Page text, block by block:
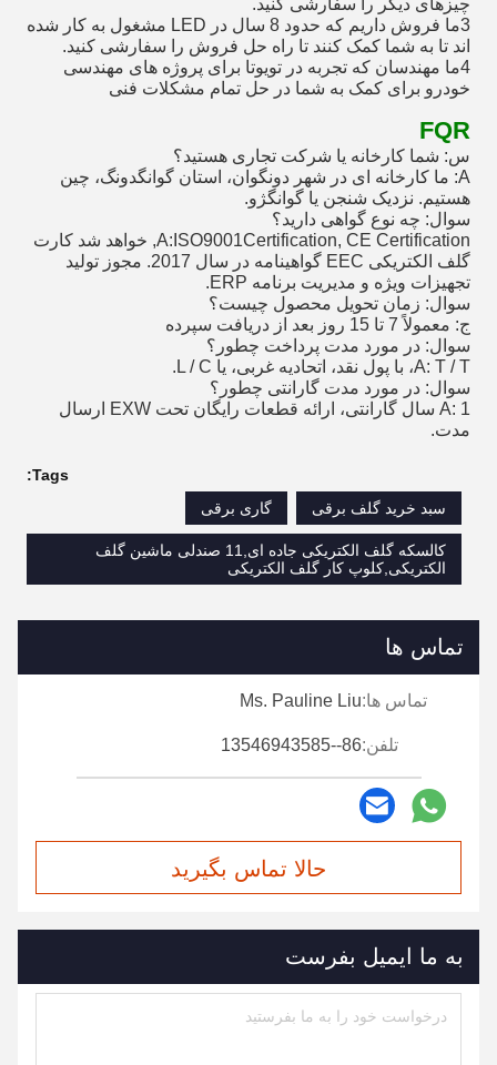
چیزهای دیگر را سفارشی کنید.
3ما فروش داریم که حدود 8 سال در LED مشغول به کار شده
اند تا به شما کمک کنند تا راه حل فروش را سفارشی کنید.
4ما مهندسان که تجربه در تویوتا برای پروژه های مهندسی
خودرو برای کمک به شما در حل تمام مشکلات فنی
FQR
س: شما کارخانه یا شرکت تجاری هستید؟
A: ما کارخانه ای در شهر دونگوان، استان گوانگدونگ، چین
هستیم. نزدیک شنجن یا گوانگژو.
سوال: چه نوع گواهی دارید؟
A:ISO9001Certification, CE Certification, خواهد شد کارت
گلف الکتریکی EEC گواهینامه در سال 2017. مجوز تولید
تجهیزات ویژه و مدیریت برنامه ERP.
سوال: زمان تحویل محصول چیست؟
ج: معمولاً 7 تا 15 روز بعد از دریافت سپرده
سوال: در مورد مدت پرداخت چطور؟
A: T / T، با پول نقد، اتحادیه غربی، یا L / C.
سوال: در مورد مدت گارانتی چطور؟
A: 1 سال گارانتی، ارائه قطعات رایگان تحت EXW ارسال
مدت.
Tags:
سبد خرید گلف برقی
گاری برقی
کالسکه گلف الکتریکی جاده ای,11 صندلی ماشین گلف
الکتریکی,کلوپ کار گلف الکتریکی
تماس ها
تماس ها:Ms. Pauline Liu
تلفن:86--13546943585
حالا تماس بگیرید
به ما ایمیل بفرست